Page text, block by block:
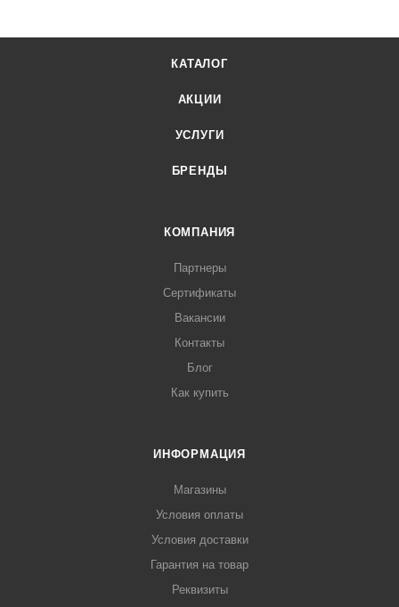
регионе. Осуществляет гидро-, паро- и шумоизоляцию.
Специальная УФ защита ленты-герметика увеличивает
КАТАЛОГ
АКЦИИ
УСЛУГИ
БРЕНДЫ
КОМПАНИЯ
Партнеры
Сертификаты
Вакансии
Контакты
Блог
Как купить
ИНФОРМАЦИЯ
Магазины
Условия оплаты
Условия доставки
Гарантия на товар
Реквизиты